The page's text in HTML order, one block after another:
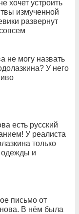
хочет устроить
измученной
развернут
не могу назвать
У него
есть русский
У реалиста
только
одежды и
письмо от
В нём была